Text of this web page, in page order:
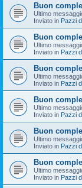
Buon
Ultimo
Inviato in Pazzi
Buon
Ultimo
Inviato in Pazzi
Buon
Ultimo
Inviato in Pazzi
Buon
Ultimo
Inviato in Pazzi
Buon
Ultimo
Inviato in Pazzi
Buon
Ultimo
Inviato in Pazzi